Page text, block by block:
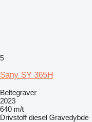
5
Sany SY 365H
Beltegraver
2023
640 m/t
Drivstoff diesel Gravedybde